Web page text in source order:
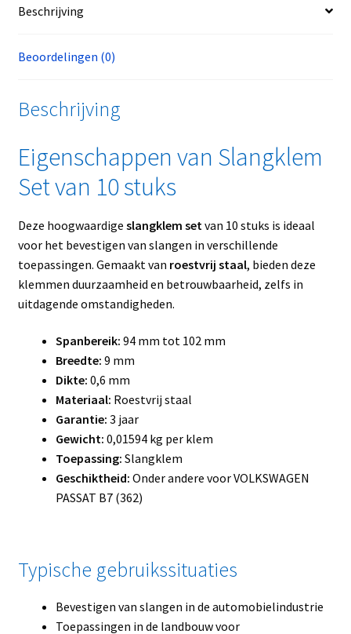
Beschrijving
Beoordelingen (0)
Beschrijving
Eigenschappen van Slangklem
Set van 10 stuks
Deze hoogwaardige slangklem set van 10 stuks is ideaal
voor het bevestigen van slangen in verschillende
toepassingen. Gemaakt van roestvrij staal, bieden deze
klemmen duurzaamheid en betrouwbaarheid, zelfs in
uitdagende omstandigheden.
Spanbereik: 94 mm tot 102 mm
Breedte: 9 mm
Dikte: 0,6 mm
Materiaal: Roestvrij staal
Garantie: 3 jaar
Gewicht: 0,01594 kg per klem
Toepassing: Slangklem
Geschiktheid: Onder andere voor VOLKSWAGEN
PASSAT B7 (362)
Typische gebruikssituaties
Bevestigen van slangen in de automobielindustrie
Toepassingen in de landbouw voor